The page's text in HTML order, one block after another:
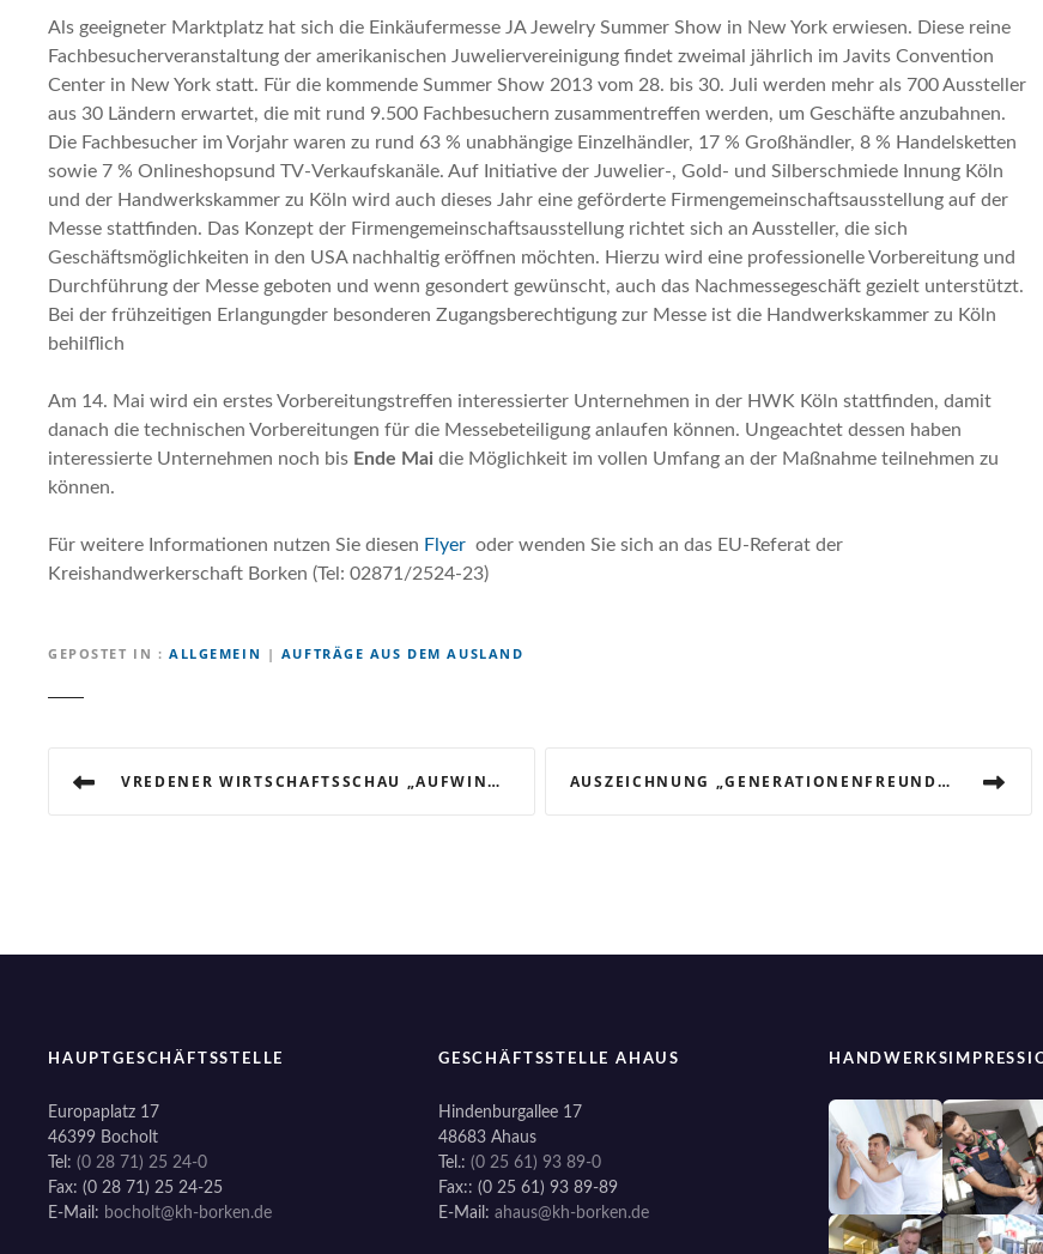
Als geeigneter Marktplatz hat sich die Einkäufermesse JA Jewelry Summer Show in New York erwiesen. Diese reine
Fachbesucherveranstaltung der amerikanischen Juweliervereinigung findet zweimal jährlich im Javits Convention
Center in New York statt. Für die kommende Summer Show 2013 vom 28. bis 30. Juli werden mehr als 700 Aussteller
aus 30 Ländern erwartet, die mit rund 9.500 Fachbesuchern zusammentreffen werden, um Geschäfte anzubahnen.
Die Fachbesucher im Vorjahr waren zu rund 63 % unabhängige Einzelhändler, 17 % Großhändler, 8 % Handelsketten
sowie 7 % Onlineshopsund TV-Verkaufskanäle. Auf Initiative der Juwelier-, Gold- und Silberschmiede Innung Köln
und der Handwerkskammer zu Köln wird auch dieses Jahr eine geförderte Firmengemeinschaftsausstellung auf der
Messe stattfinden. Das Konzept der Firmengemeinschaftsausstellung richtet sich an Aussteller, die sich
Geschäftsmöglichkeiten in den USA nachhaltig eröffnen möchten. Hierzu wird eine professionelle Vorbereitung und
Durchführung der Messe geboten und wenn gesondert gewünscht, auch das Nachmessegeschäft gezielt unterstützt.
Bei der frühzeitigen Erlangungder besonderen Zugangsberechtigung zur Messe ist die Handwerkskammer zu Köln
behilflich
Am 14. Mai wird ein erstes Vorbereitungstreffen interessierter Unternehmen in der HWK Köln stattfinden, damit
danach die technischen Vorbereitungen für die Messebeteiligung anlaufen können. Ungeachtet dessen haben
interessierte Unternehmen noch bis Ende Mai die Möglichkeit im vollen Umfang an der Maßnahme teilnehmen zu
können.
Für weitere Informationen nutzen Sie diesen Flyer oder wenden Sie sich an das EU-Referat der
Kreishandwerkerschaft Borken (Tel: 02871/2524-23)
GEPOSTET IN ALLGEMEIN | AUFTRÄGE AUS DEM AUSLAND
r
g
s
n
a
VREDENER WIRTSCHAFTSSCHAU „AUFWIND 2013“ AUSZEICHNUNG „GENERATIONENFREUNDLICHER BETRIEB“ FÜR TISCHLEREI WIENAND GMBH, BORKEN
HAUPTGESCHÄFTSSTELLE
Europaplatz 17
46399 Bocholt
Tel: (0 28 71) 25 24-0
Fax: (0 28 71) 25 24-25
E-Mail: bocholt@kh-borken.de
GESCHÄFTSSTELLE AHAUS
Hindenburgallee 17
48683 Ahaus
Tel.: (0 25 61) 93 89-0
Fax:: (0 25 61) 93 89-89
E-Mail: ahaus@kh-borken.de